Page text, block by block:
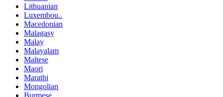
Lithuanian
Luxembou..
Macedonian
Malagasy
Malay
Malayalam
Maltese
Maori
Marathi
Mongolian